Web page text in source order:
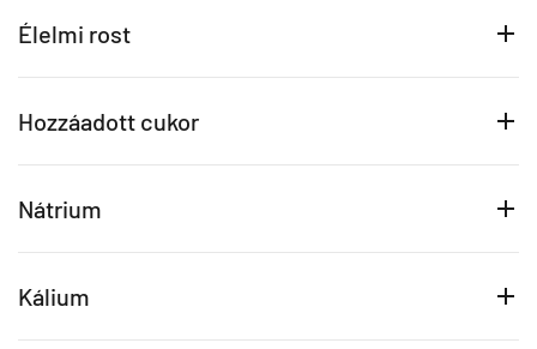
Élelmi rost
Hozzáadott cukor
Nátrium
Kálium